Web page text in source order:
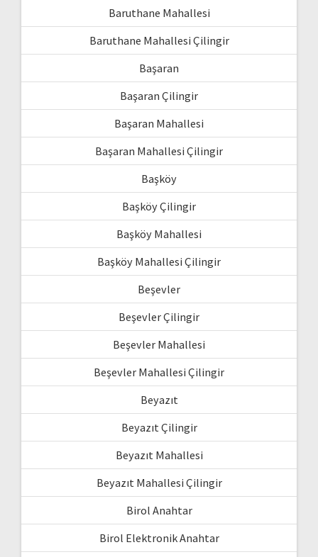
Baruthane Mahallesi
Baruthane Mahallesi Çilingir
Başaran
Başaran Çilingir
Başaran Mahallesi
Başaran Mahallesi Çilingir
Başköy
Başköy Çilingir
Başköy Mahallesi
Başköy Mahallesi Çilingir
Beşevler
Beşevler Çilingir
Beşevler Mahallesi
Beşevler Mahallesi Çilingir
Beyazıt
Beyazıt Çilingir
Beyazıt Mahallesi
Beyazıt Mahallesi Çilingir
Birol Anahtar
Birol Elektronik Anahtar